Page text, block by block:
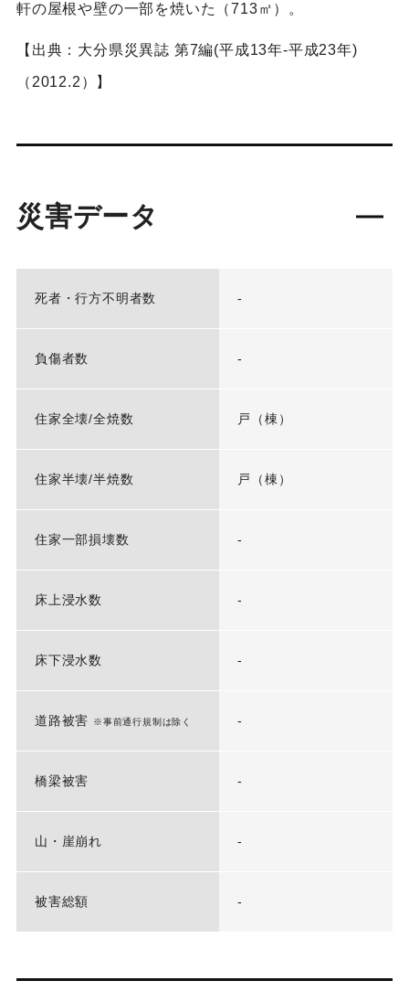
軒の屋根や壁の一部を焼いた（713㎡）。
【出典：大分県災異誌 第7編(平成13年-平成23年)
（2012.2）】
災害データ
死者・行方不明者数 -
負傷者数 -
住家全壊/全焼数 戸（棟）
住家半壊/半焼数 戸（棟）
住家一部損壊数 -
床上浸水数 -
床下浸水数 -
道路被害 ※事前通行規制は除く -
橋梁被害 -
山・崖崩れ -
被害総額 -